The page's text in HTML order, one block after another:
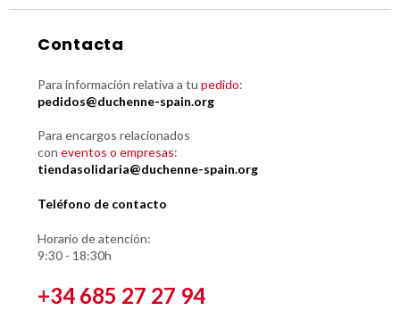
Contacta
Para información relativa a tu pedido:
pedidos@duchenne-spain.org
Para encargos relacionados
con eventos o empresas:
tiendasolidaria@duchenne-spain.org
Teléfono de contacto
Horario de atención:
9:30 - 18:30h
+34 685 27 27 94